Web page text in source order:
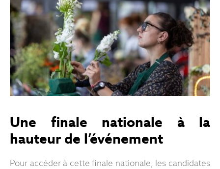
Une finale nationale à la
hauteur de l’événement
Pour accéder à cette finale nationale, les candidates